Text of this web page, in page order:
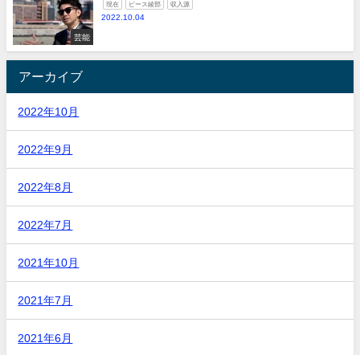
芸能
現在 ピース綾部 収入源
2022.10.04
アーカイブ
2022年10月
2022年9月
2022年8月
2022年7月
2021年10月
2021年7月
2021年6月